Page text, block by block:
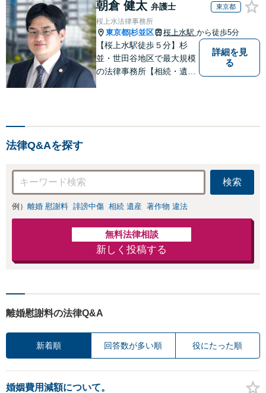
みは、お気軽にご
ディア出演】【早
朝・夜間対応可】
しい地域の皆さまも、
気兼ねなくお問い合わ
せください【メディア
出演】【早朝・夜間・
休日対応可】
朝倉 健太 弁護士 東京都
桜上水法律事務所
東京都 杉並区 桜上水駅 から徒歩5分
【桜上水駅徒歩５分】杉
並・世田谷地区で最大規模
の法律事務所【相続・遺
詳細を見
る
法律Q&Aを探す
検索
例） 離婚 慰謝料 誹謗中傷 相続 遺産 著作物 違法
無料法律相談
新しく投稿する
離婚慰謝料の法律Q&A
新着順 回答数が多い順 役にたった順
婚姻費用減額について。